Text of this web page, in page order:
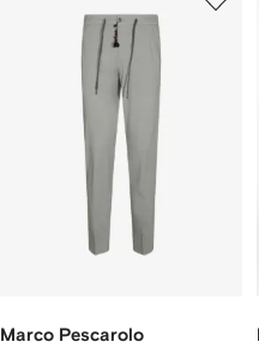
Marco Pescarolo